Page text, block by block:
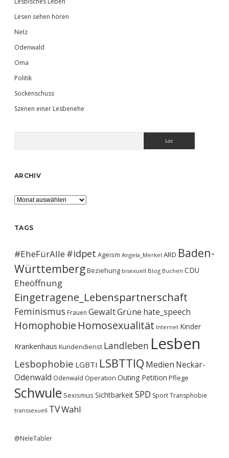
Lesen sehen hören
Netz
Odenwald
Oma
Politik
Sockenschuss
Szenen einer Lesbenehe
ARCHIV
Archiv
TAGS
#EheFürAlle#idpet Ageism Angela_Merkel ARD Baden-
WürttembergBeziehung bisexuell Blog Buchen CDU
Eheöffnung
Eingetragene_Lebenspartnerschaft
Feminismus Frauen GewaltGrüne hate_speech
Homophobie Homosexualität Internet Kinder
Krankenhaus Kundendienst Landleben Lesben
Lesbophobie LGBTI LSBTTIQ Medien Neckar-
Odenwald Odenwald Operation Outing Petition Pflege
Schwule Sexismus SichtbarkeitSPD SportTransphobie
transsexuell TVWahl
@NeleTabler